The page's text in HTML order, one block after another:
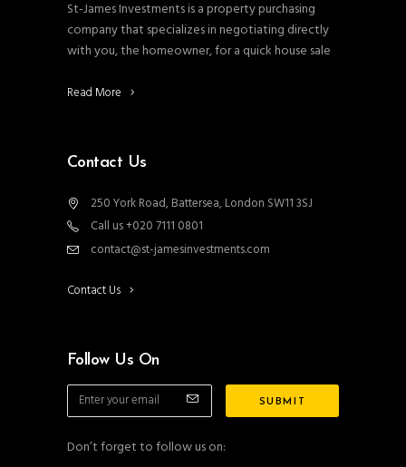
St-James Investments is a property purchasing
company that specializes in negotiating directly
with you, the homeowner, for a quick house sale
Read More
Contact Us
250 York Road, Battersea, London SW11 3SJ
Call us +020 7111 0801
contact@st-jamesinvestments.com
Contact Us
Follow Us On
Don’t forget to follow us on: